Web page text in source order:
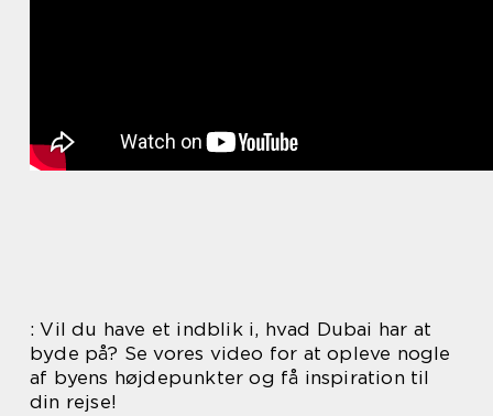
: Vil du have et indblik i, hvad Dubai har at
byde på? Se vores video for at opleve nogle
af byens højdepunkter og få inspiration til
din rejse!